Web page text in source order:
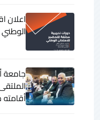
اعلان
جامعة